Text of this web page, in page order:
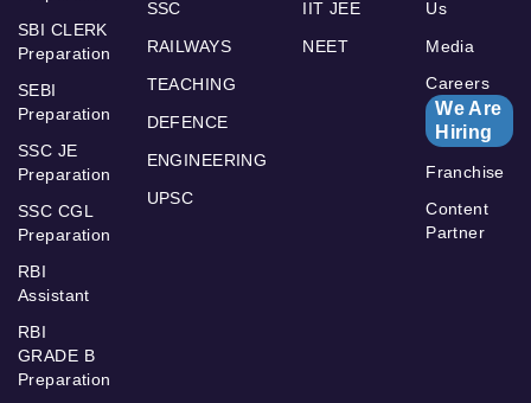
SBI CLERK
Preparation
SEBI
Preparation
SSC JE
Preparation
SSC CGL
Preparation
RBI
Assistant
RBI
GRADE B
Preparation
SSC
RAILWAYS
TEACHING
DEFENCE
ENGINEERING
UPSC
IIT JEE
NEET
Us
Media
Careers
We Are
Hiring
Franchise
Content
Partner